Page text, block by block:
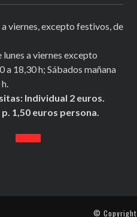
viernes, excepto festivos, de
a viernes excepto
a 18,30 h; Sábados mañana
Individual 2 euros.
1,50 euros persona.
© Copyright